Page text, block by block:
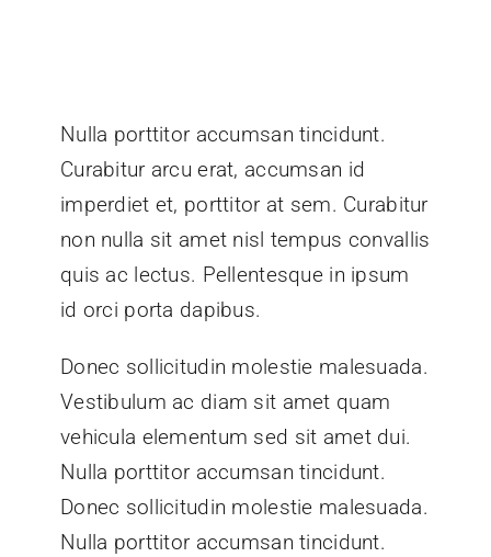
Nulla porttitor accumsan tincidunt.
Curabitur arcu erat, accumsan id
imperdiet et, porttitor at sem. Curabitur
non nulla sit amet nisl tempus convallis
quis ac lectus. Pellentesque in ipsum
id orci porta dapibus.
Donec sollicitudin molestie malesuada.
Vestibulum ac diam sit amet quam
vehicula elementum sed sit amet dui.
Nulla porttitor accumsan tincidunt.
Donec sollicitudin molestie malesuada.
Nulla porttitor accumsan tincidunt.